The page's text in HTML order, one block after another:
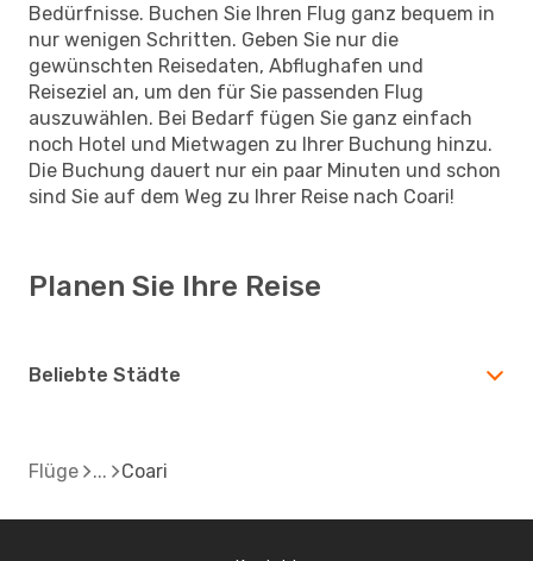
Bedürfnisse. Buchen Sie Ihren Flug ganz bequem in
nur wenigen Schritten. Geben Sie nur die
gewünschten Reisedaten, Abflughafen und
Reiseziel an, um den für Sie passenden Flug
auszuwählen. Bei Bedarf fügen Sie ganz einfach
noch Hotel und Mietwagen zu Ihrer Buchung hinzu.
Die Buchung dauert nur ein paar Minuten und schon
sind Sie auf dem Weg zu Ihrer Reise nach Coari!
Planen Sie Ihre Reise
Beliebte Städte
Flüge Coari